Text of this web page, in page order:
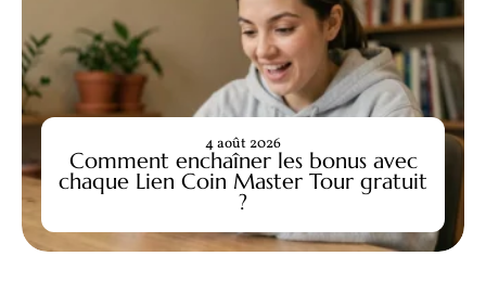
Comment enchaîner les bonus avec
chaque Lien Coin Master Tour gratuit
?
4 août 2026